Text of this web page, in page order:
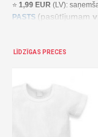
⭐ 1,99 EUR (LV):
PASTS (pasūtījumam
⭐2,49 EUR(LT, EE):
EE:
kohaletoimetamine 2-5
LT: 2,49 EUR gavimas
LĪDZĪGAS PRECES